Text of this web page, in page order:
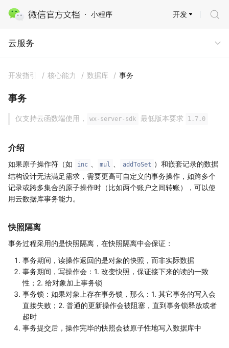
小程序
云服务
开发
云服务
开发指引 / 核心能力 / 数据库 / 事务
事务
仅支持云函数端使用， wx-server-sdk 最低版本要求 1.7.0
介绍
如果原子操作符（如 inc mul addToSet ）和嵌套记录的数据
结构设计无法满足需求，需要更高可自定义的事务操作，如跨多个
记录或跨多集合的原子操作时（比如两个账户之间转账），可以使
用云数据库事务能力。
快照隔离
事务过程采用的是快照隔离，在快照隔离中会保证：
事务期间，读操作返回的是对象的快照，而非实际数据
事务期间，写操作会：1. 改变快照，保证接下来的读的一致
性；2. 给对象加上事务锁
事务锁：如果对象上存在事务锁，那么：1. 其它事务的写入会
直接失败；2. 普通的更新操作会被阻塞，直到事务锁释放或者
超时
事务提交后，操作完毕的快照会被原子性地写入数据库中